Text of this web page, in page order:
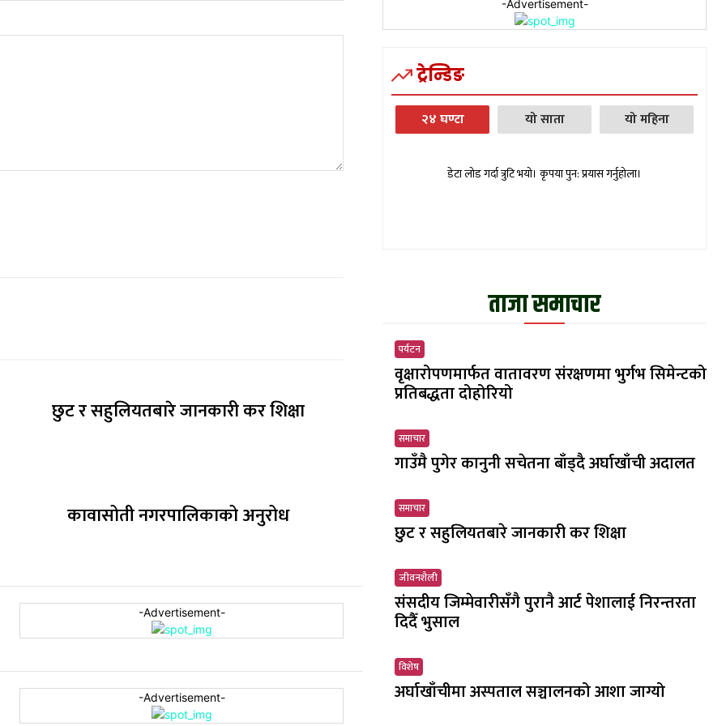
छुट र सहुलियतबारे जानकारी कर शिक्षा
कावासोती नगरपालिकाको अनुरोध
-Advertisement-
-Advertisement-
-Advertisement-
ट्रेन्डिङ
२४ घण्टा यो साता यो महिना
डेटा लोड गर्दा त्रुटि भयो। कृपया पुन: प्रयास गर्नुहोला।
ताजा समाचार
पर्यटन
वृक्षारोपणमार्फत वातावरण संरक्षणमा भुर्गभ सिमेन्टको
प्रतिबद्धता दोहोरियो
समाचार
गाउँमै पुगेर कानुनी सचेतना बाँड्दै अर्घाखाँची अदालत
समाचार
छुट र सहुलियतबारे जानकारी कर शिक्षा
जीवनशैली
संसदीय जिम्मेवारीसँगै पुरानै आर्ट पेशालाई निरन्तरता
दिदैँ भुसाल
विशेष
अर्घाखाँचीमा अस्पताल सञ्चालनको आशा जाग्यो